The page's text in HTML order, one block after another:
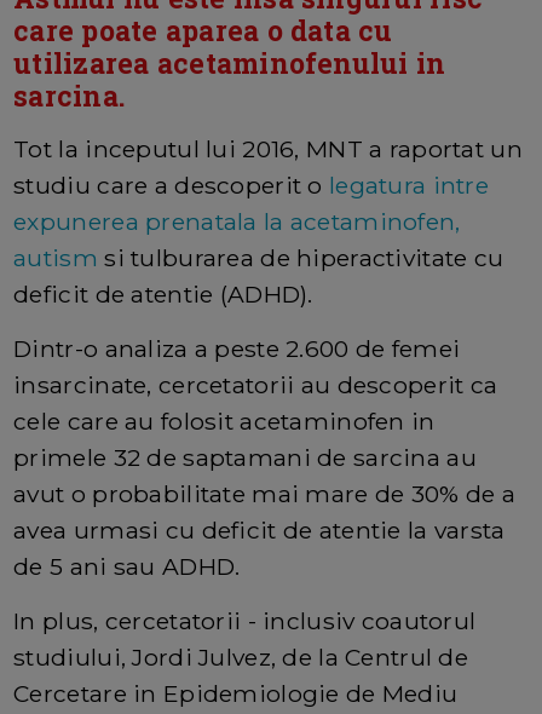
care poate aparea o data cu
utilizarea acetaminofenului in
sarcina.
Tot la inceputul lui 2016, MNT a raportat un
studiu care a descoperit o legatura intre
expunerea prenatala la acetaminofen,
autismsi tulburarea de hiperactivitate cu
deficit de atentie (ADHD).
Dintr-o analiza a peste 2.600 de femei
insarcinate, cercetatorii au descoperit ca
cele care au folosit acetaminofen in
primele 32 de saptamani de sarcina au
avut o probabilitate mai mare de 30% de a
avea urmasi cu deficit de atentie la varsta
de 5 ani sau ADHD.
In plus, cercetatorii - inclusiv coautorul
studiului, Jordi Julvez, de la Centrul de
Cercetare in Epidemiologie de Mediu